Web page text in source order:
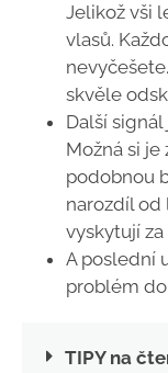
Jelikož vši
vlasů.
skvěle
Další
Možná si
podobnou
narozdíl od
vyskytují
A poslední
problém
TIPY na